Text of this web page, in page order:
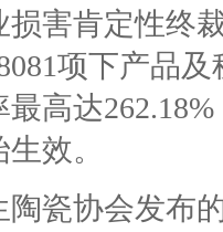
害肯定性终
项下产品
高达
效。
陶瓷协会发布